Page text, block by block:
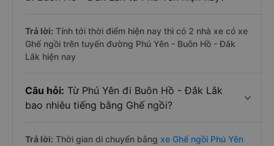
Trả lời: Tính tới thời điểm hiện nay thì có 2 nhà xe có xe
Ghế ngồi trên tuyến đường Phú Yên - Buôn Hồ - Đắk
Lắk hiện nay
Câu hỏi: Từ Phú Yên đi Buôn Hồ - Đắk Lắk
bao nhiêu tiếng bằng Ghế ngồi?
Trả lời: Thời gian di chuyển bằng xe Ghế ngồi Phú Yên